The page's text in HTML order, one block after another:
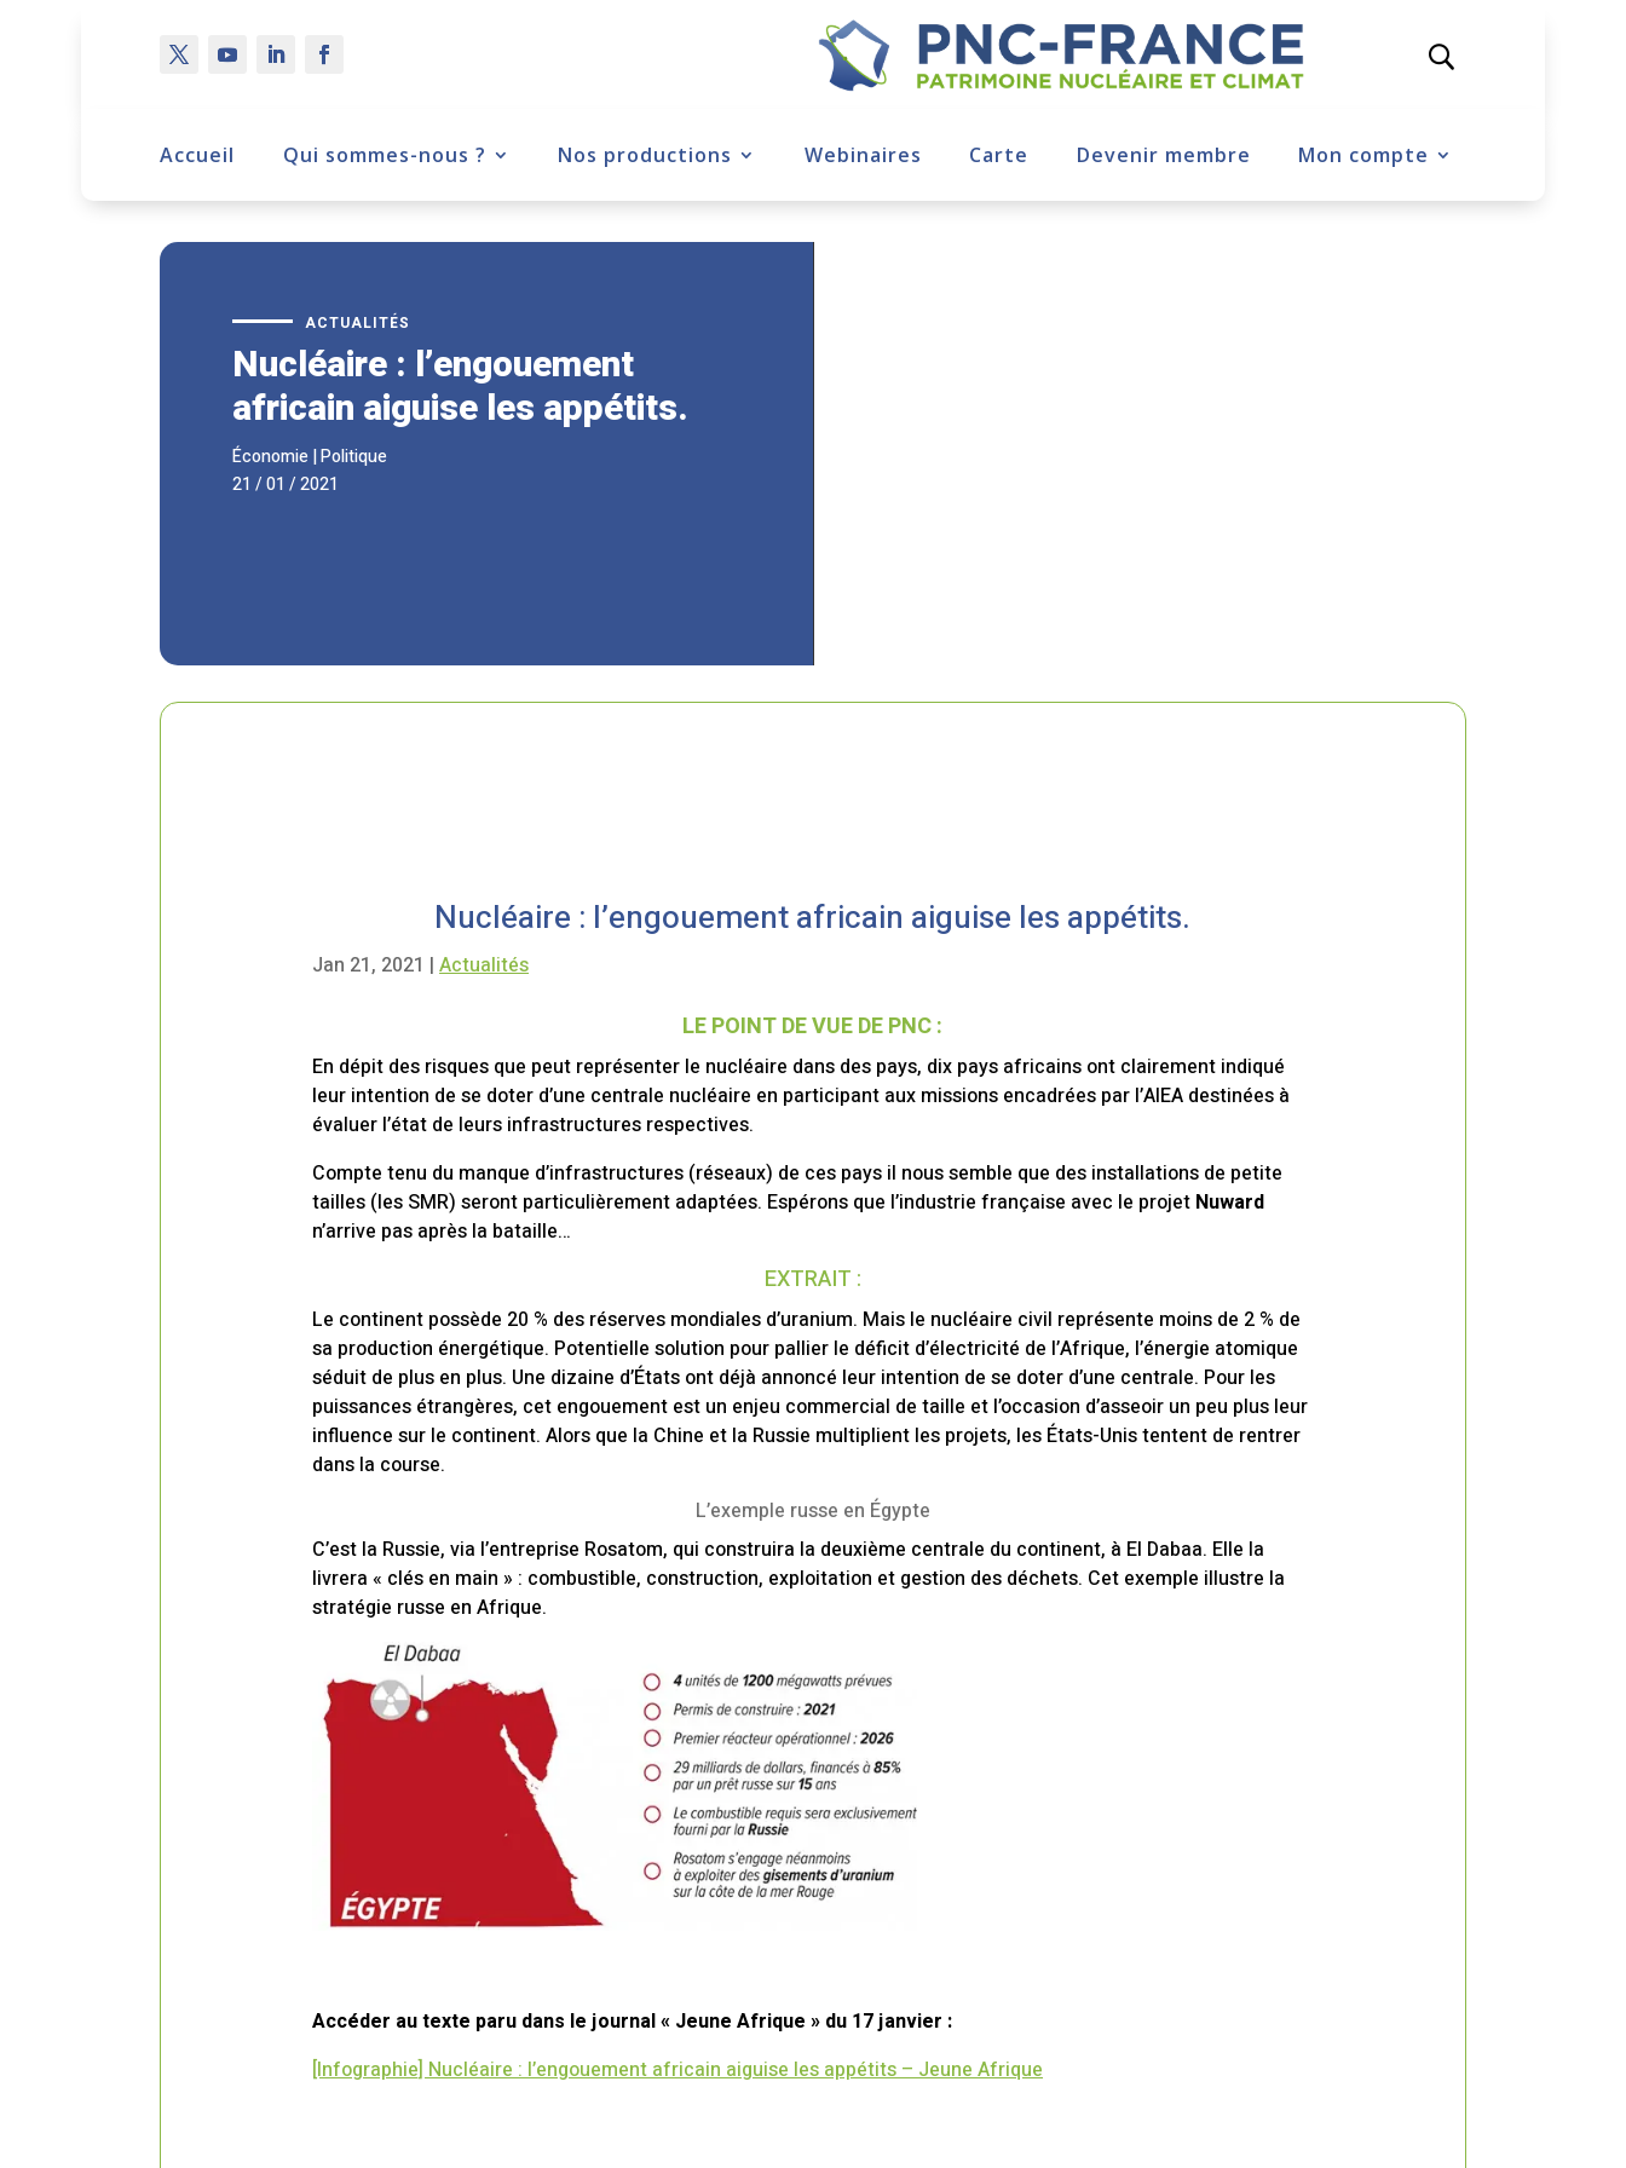
Accueil Qui sommes-nous ? Nos productions Webinaires Carte Devenir membre Mon compte
ACTUALITÉS
Nucléaire : l’engouement
africain aiguise les appétits.
Économie|Politique
21 / 01 / 2021
Nucléaire : l’engouement africain aiguise les appétits.
Jan 21, 2021 |Actualités
LE POINT DE VUE DE PNC :
En dépit des risques que peut représenter le nucléaire dans des pays, dix pays africains ont clairement indiqué
leur intention de se doter d’une centrale nucléaire en participant aux missions encadrées par l’AIEA destinées à
évaluer l’état de leurs infrastructures respectives.
Compte tenu du manque d’infrastructures (réseaux) de ces pays il nous semble que des installations de petite
tailles (les SMR) seront particulièrement adaptées. Espérons que l’industrie française avec le projet Nuward
n’arrive pas après la bataille…
EXTRAIT :
Le continent possède 20 % des réserves mondiales d’uranium. Mais le nucléaire civil représente moins de 2 % de
sa production énergétique. Potentielle solution pour pallier le déficit d’électricité de l’Afrique, l’énergie atomique
séduit de plus en plus. Une dizaine d’États ont déjà annoncé leur intention de se doter d’une centrale. Pour les
puissances étrangères, cet engouement est un enjeu commercial de taille et l’occasion d’asseoir un peu plus leur
influence sur le continent. Alors que la Chine et la Russie multiplient les projets, les États-Unis tentent de rentrer
dans la course.
L’exemple russe en Égypte
C’est la Russie, via l’entreprise Rosatom, qui construira la deuxième centrale du continent, à El Dabaa. Elle la
livrera « clés en main » : combustible, construction, exploitation et gestion des déchets. Cet exemple illustre la
stratégie russe en Afrique.
Accéder au texte paru dans le journal « Jeune Afrique » du 17 janvier :
[Infographie] Nucléaire : l’engouement africain aiguise les appétits – Jeune Afrique